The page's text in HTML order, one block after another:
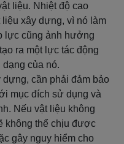
liệu. Nhiệt độ cao
xây dựng, vì nó làm
lực cũng ảnh hưởng
ra một lực tác động
dạng của nó.
cần phải đảm bảo
mục đích sử dụng và
Nếu vật liệu không
không thể chịu được
gây nguy hiểm cho